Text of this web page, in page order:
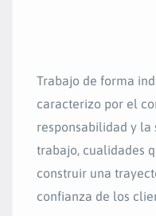
Trabajo de forma
caracterizo por el
responsabilidad y la
trabajo, cualidades
construir una
confianza de los